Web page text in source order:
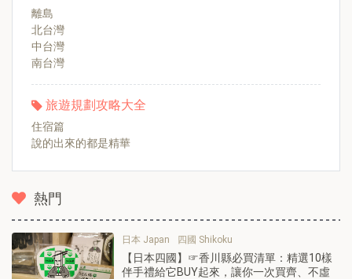
離島
北台灣
中台灣
南台灣
旅遊規劃攻略大全
住宿篇
說的出來的都是精華
熱門
日本 Japan 四國 Shikoku
【日本四國】☞香川縣必買清單：精選10樣
伴手禮給它BUY起來，讓你一次買齊、不虛